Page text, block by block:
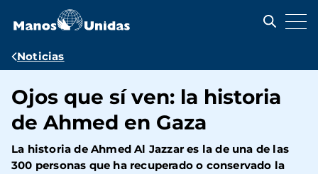
contenido
Ruta
navegación
Noticias
Ojos que sí ven: la historia
de Ahmed en Gaza
La historia de Ahmed Al Jazzar es la de una de las
300 personas que ha recuperado o conservado la